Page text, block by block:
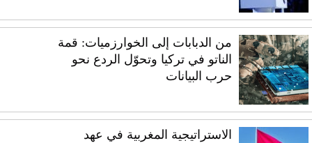
من الدبابات إلى الخوارزميات: قمة
الناتو في تركيا وتحوّل الردع نحو
حرب البيانات
الاستراتيجية المغربية في عهد